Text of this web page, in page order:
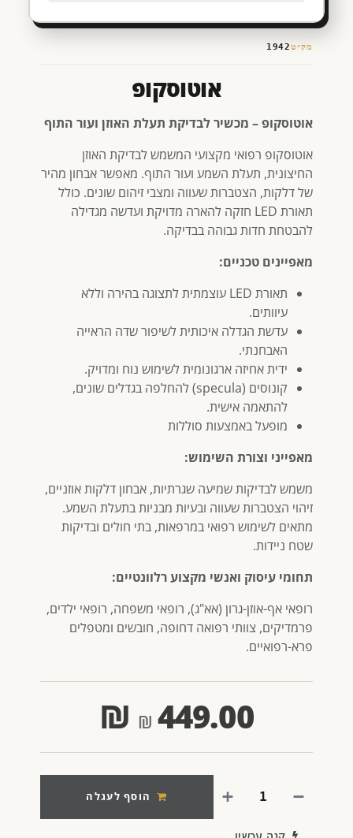
מק״ט1942
אוטוסקופ
אוטוסקופ – מכשיר לבדיקת תעלת האוזן ועור התוף
אוטוסקופ רפואי מקצועי המשמש לבדיקת האוזן
החיצונית, תעלת השמע ועור התוף. מאפשר אבחון מהיר
של דלקות, הצטברות שעווה ומצבי זיהום שונים. כולל
תאורת LED חזקה להארה מדויקת ועדשה מגדילה
להבטחת חדות גבוהה בבדיקה.
מאפיינים טכניים:
תאורת LED עוצמתית לתצוגה בהירה וללא
עיוותים.
עדשת הגדלה איכותית לשיפור שדה הראייה
האבחנתי.
ידית אחיזה ארגונומית לשימוש נוח ומדויק.
קונוסים (specula) להחלפה בגדלים שונים,
להתאמה אישית.
מופעל באמצעות סוללות
מאפייני וצורת השימוש:
משמש לבדיקות שמיעה שגרתיות, אבחון דלקות אוזניים,
זיהוי הצטברות שעווה ובעיות מבניות בתעלת השמע.
מתאים לשימוש רפואי במרפאות, בתי חולים ובדיקות
שטח ניידות.
תחומי עיסוק ואנשי מקצוע רלוונטיים:
רופאי אף-אוזן-גרון (אא"ג), רופאי משפחה, רופאי ילדים,
פרמדיקים, צוותי רפואה דחופה, חובשים ומטפלים
פרא-רפואיים.
449.00
₪
הוסף לעגלה